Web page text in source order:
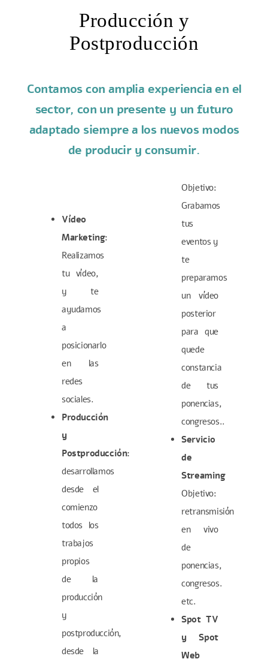
Producción y
Postproducción
Contamos con amplia experiencia en el
sector, con un presente y un futuro
adaptado siempre a los nuevos modos
de producir y consumir.
Vídeo
Marketing:
Realizamos
tu vídeo,
y te
ayudamos
a
posicionarlo
en las
redes
sociales.
Producción
y
Postproducción:
desarrollamos
desde el
comienzo
todos los
trabajos
propios
de la
producción
y
postproducción,
desde la
Objetivo:
Grabamos
tus
eventos y
te
preparamos
un vídeo
posterior
para que
quede
constancia
de tus
ponencias,
congresos..
Servicio
de
Streaming
Objetivo:
retransmisión
en vivo
de
ponencias,
congresos.
etc.
Spot TV
y Spot
Web